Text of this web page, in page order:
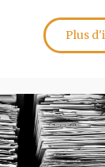
Plus